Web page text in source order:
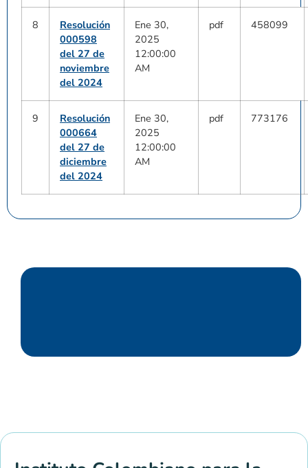
8
Resolución
000598
del 27 de
noviembre
del 2024
Ene 30,
2025
12:00:00
AM
pdf 458099
9
Resolución
000664
del 27 de
diciembre
del 2024
Ene 30,
2025
12:00:00
AM
pdf 773176